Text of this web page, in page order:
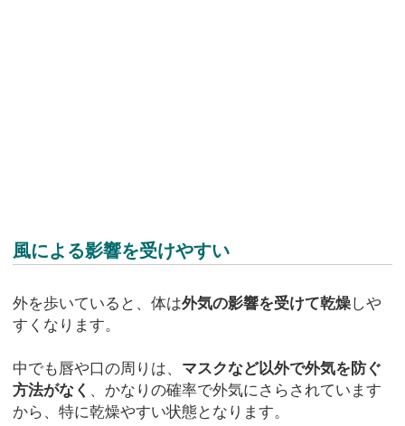
風による影響を受けやすい
外を歩いていると、体は外気の影響を受けて乾燥しや
すくなります。
中でも唇や口の周りは、 マスクなど以外で外気を防ぐ
方法がなく 、かなりの確率で外気にさらされています
から、特に乾燥やすい状態となります。